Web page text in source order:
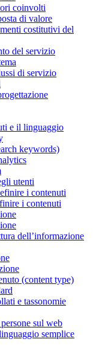
coinvolti
di valore
costitutivi del
del servizio
di servizio
e il linguaggio
keywords)
utenti
i contenuti
i contenuti
dell’informazione
(content type)
e tassonomie
sul web
semplice